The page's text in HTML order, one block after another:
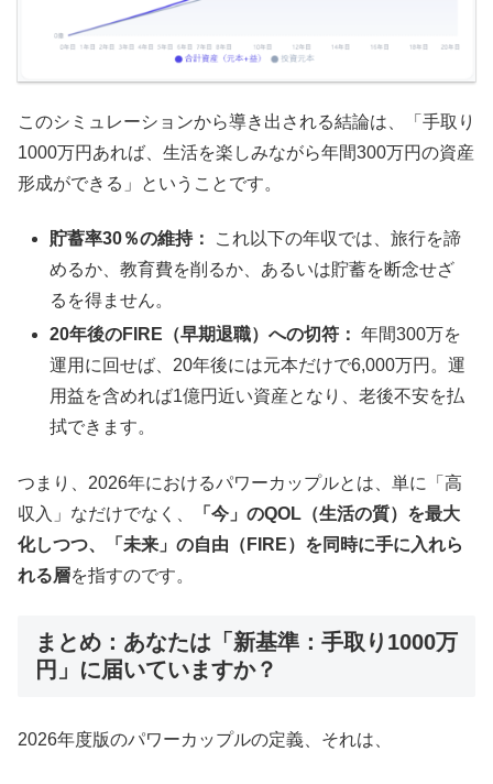
このシミュレーションから導き出される結論は、「手取り
1000万円あれば、生活を楽しみながら年間300万円の資産
形成ができる」ということです。
貯蓄率30％の維持：
これ以下の年収では、旅行を諦
めるか、教育費を削るか、あるいは貯蓄を断念せざ
るを得ません。
20年後のFIRE（早期退職）への切符： 年間300万を
運用に回せば、20年後には元本だけで6,000万円。運
用益を含めれば1億円近い資産となり、老後不安を払
拭できます。
つまり、2026年におけるパワーカップルとは、単に「高
収入」なだけでなく、
「今」のQOL（生活の質）を最大
化しつつ、「未来」の自由（FIRE）を同時に手に入れら
れる層を指すのです。
まとめ：あなたは「新基準：手取り1000万
円」に届いていますか？
2026年度版のパワーカップルの定義、それは、